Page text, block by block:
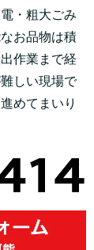
・粗大ごみ
お品物は積
作業まで経
しい現場で
めてまいり